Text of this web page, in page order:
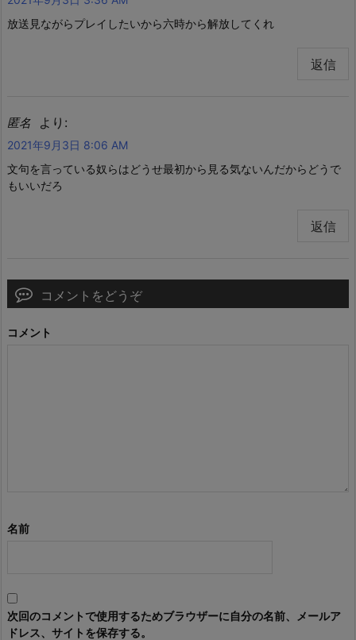
放送見ながらプレイしたいから六時から解放してくれ
返信
匿名 より:
2021年9月3日 8:06 AM
文句を言っている奴らはどうせ最初から見る気ないんだからどうで
もいいだろ
返信
コメントをどうぞ
コメント
名前
次回のコメントで使用するためブラウザーに自分の名前、メールア
ドレス、サイトを保存する。